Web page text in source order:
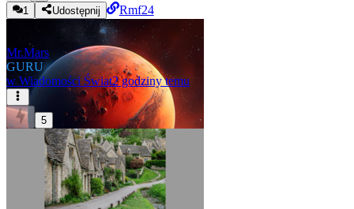
1
Udostępnij Rmf24
Mr.Mars
GURU
w Wiadomości Świat2 godziny temu
5